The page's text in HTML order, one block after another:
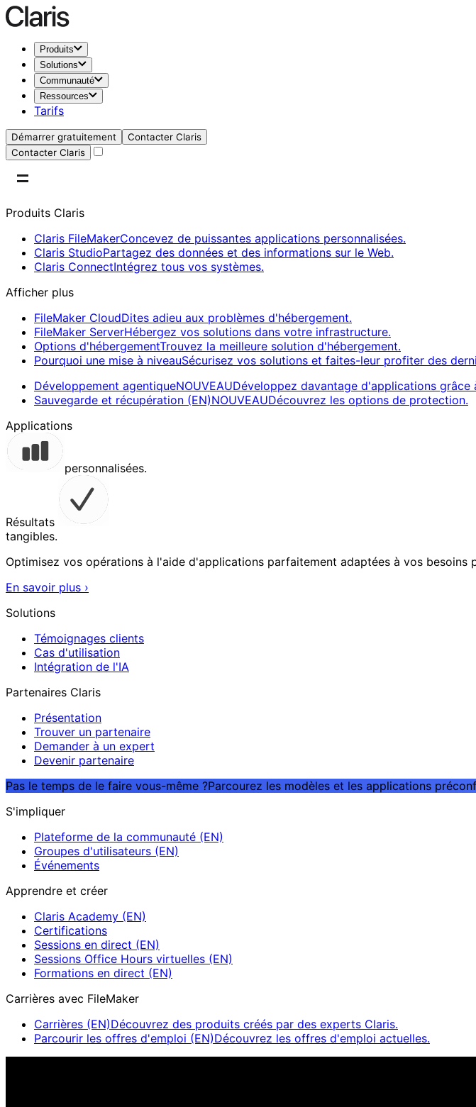
Produits
Solutions
Communauté
Ressources
Tarifs
Démarrer gratuitement
Contacter Claris
Contacter Claris
Produits Claris
Claris FileMakerConcevez de puissantes applications personnalisées.
Claris StudioPartagez des données et des informations sur le Web.
Claris ConnectIntégrez tous vos systèmes.
Afficher plus
FileMaker CloudDites adieu aux problèmes d'hébergement.
FileMaker ServerHébergez vos solutions dans votre infrastructure.
Options d'hébergementTrouvez la meilleure solution d'hébergement.
Pourquoi une mise à niveauSécurisez vos solutions et faites-leur profiter des
Développement agentiqueNOUVEAUDéveloppez davantage d'applications grâce
Sauvegarde et récupération (EN)NOUVEAUDécouvrez les options de protection.
Applications
personnalisées.
Résultats
tangibles.
Optimisez vos opérations à l'aide d'applications parfaitement adaptées à vos besoins
En savoir plus ›
Solutions
Témoignages clients
Cas d'utilisation
Intégration de l'IA
Partenaires Claris
Présentation
Trouver un partenaire
Demander à un expert
Devenir partenaire
Pas le temps de le faire vous-même ?Parcourez les modèles et les applications
S'impliquer
Plateforme de la communauté (EN)
Groupes d'utilisateurs (EN)
Événements
Apprendre et créer
Claris Academy (EN)
Certifications
Sessions en direct (EN)
Sessions Office Hours virtuelles (EN)
Formations en direct (EN)
Carrières avec FileMaker
Carrières (EN)Découvrez des produits créés par des experts Claris.
Parcourir les offres d'emploi (EN)Découvrez les offres d'emploi actuelles.